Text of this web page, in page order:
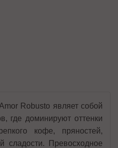
Robusto являет собой
где доминируют оттенки
кофе, пряностей,
сладости. Превосходное